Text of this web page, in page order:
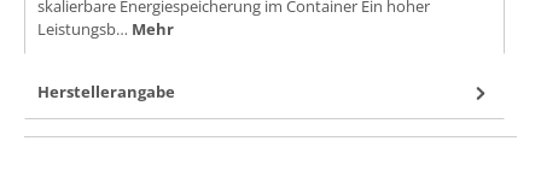
skalierbare Energiespeicherung im Container Ein hoher
Leistungsb… Mehr
Herstellerangabe